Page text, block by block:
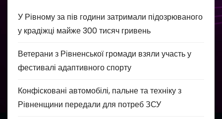
У Рівному за пів години затримали підозрюваного
у крадіжці майже 300 тисяч гривень
Ветерани з Рівненської громади взяли участь у
фестивалі адаптивного спорту
Конфісковані автомобілі, пальне та техніку з
Рівненщини передали для потреб ЗСУ